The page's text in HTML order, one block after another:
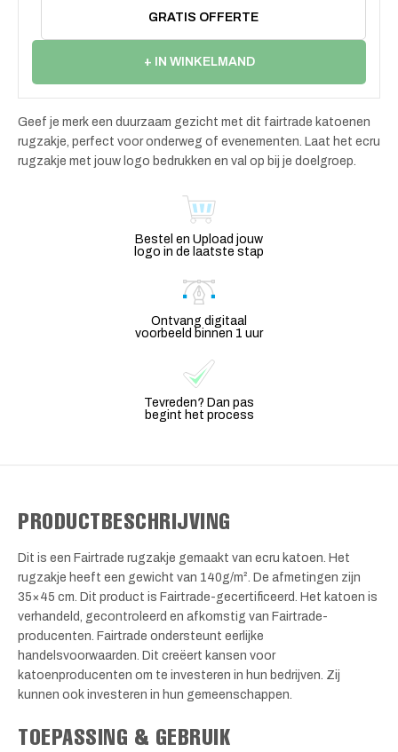
GRATIS OFFERTE
+ IN WINKELMAND
Geef je merk een duurzaam gezicht met dit fairtrade katoenen
rugzakje, perfect voor onderweg of evenementen. Laat het ecru
rugzakje met jouw logo bedrukken en val op bij je doelgroep.
Bestel en Upload jouw
logo in de laatste stap
Ontvang digitaal
voorbeeld binnen 1 uur
Tevreden? Dan pas
begint het process
PRODUCTBESCHRIJVING
Dit is een Fairtrade rugzakje gemaakt van ecru katoen. Het
rugzakje heeft een gewicht van 140g/m². De afmetingen zijn
35×45 cm. Dit product is Fairtrade-gecertificeerd. Het katoen is
verhandeld, gecontroleerd en afkomstig van Fairtrade-
producenten. Fairtrade ondersteunt eerlijke
handelsvoorwaarden. Dit creëert kansen voor
katoenproducenten om te investeren in hun bedrijven. Zij
kunnen ook investeren in hun gemeenschappen.
TOEPASSING & GEBRUIK